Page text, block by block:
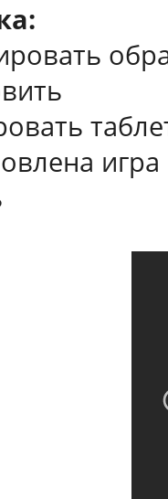
игра